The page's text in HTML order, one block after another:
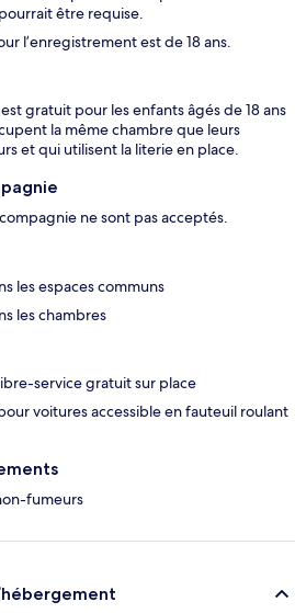
être requise.
l’enregistrement est de 18 ans.
gratuit pour les enfants âgés de 18 ans
la même chambre que leurs
et qui utilisent la literie en place.
ne sont pas acceptés.
les espaces communs
les chambres
service gratuit sur place
voitures accessible en fauteuil roulant
fumeurs